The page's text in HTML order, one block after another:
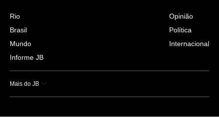
Rio
Brasil
Mundo
Informe JB
Opinião
Política
Internacional
Mais do JB
Esportes